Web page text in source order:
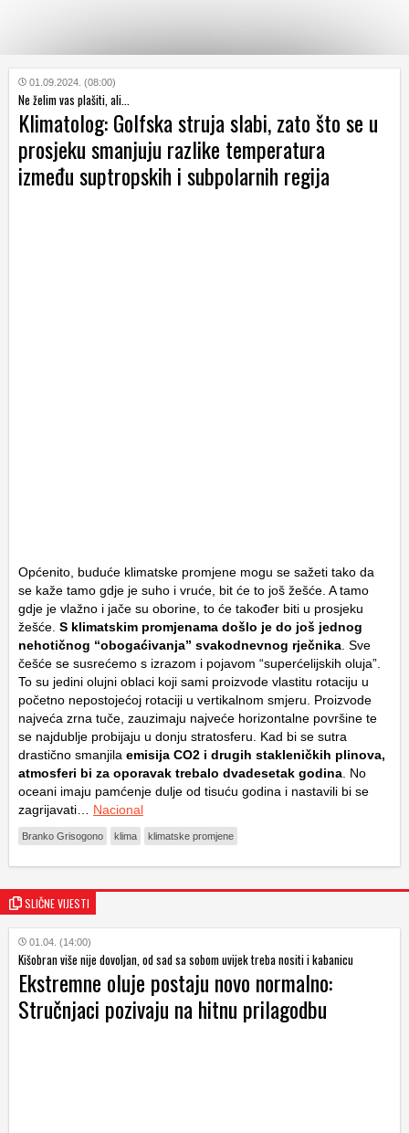
KATEGORIJE
HRVATSKI
WEB
01.09.2024. (08:00)
Ne želim vas plašiti, ali...
Klimatolog: Golfska struja slabi, zato što se u
prosjeku smanjuju razlike temperatura
između suptropskih i subpolarnih regija
Općenito, buduće klimatske promjene mogu se sažeti tako da
se kaže tamo gdje je suho i vruće, bit će to još žešće. A tamo
gdje je vlažno i jače su oborine, to će također biti u prosjeku
žešće. S klimatskim promjenama došlo je do još jednog
nehotičnog “obogaćivanja” svakodnevnog rječnika . Sve
češće se susrećemo s izrazom i pojavom “superćelijskih oluja”.
To su jedini olujni oblaci koji sami proizvode vlastitu rotaciju u
početno nepostojećoj rotaciji u vertikalnom smjeru. Proizvode
najveća zrna tuče, zauzimaju najveće horizontalne površine te
se najdublje probijaju u donju stratosferu. Kad bi se sutra
drastično smanjila emisija CO2 i drugih stakleničkih plinova,
atmosferi bi za oporavak trebalo dvadesetak godina . No
oceani imaju pamćenje dulje od tisuću godina i nastavili bi se
zagrijavati… Nacional
Branko Grisogono klima klimatske promjene
SLIČNE VIJESTI
01.04. (14:00)
Kišobran više nije dovoljan, od sad sa sobom uvijek treba nositi i kabanicu
Ekstremne oluje postaju novo normalno:
Stručnjaci pozivaju na hitnu prilagodbu